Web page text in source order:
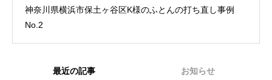
神奈川県横浜市保土ヶ谷区K様のふとんの打ち直し事例
No.2
最近の記事 お知らせ